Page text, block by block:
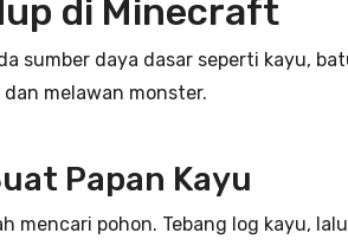
di Minecraft
sumber daya dasar seperti kayu,
melawan monster.
Papan Kayu
mencari pohon. Tebang log kayu,